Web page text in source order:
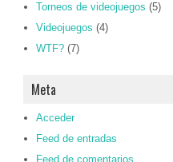
Torneos de videojuegos (5)
Videojuegos (4)
WTF? (7)
Meta
Acceder
Feed de entradas
Feed de comentarios